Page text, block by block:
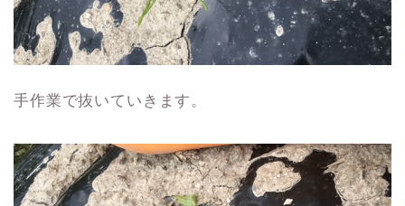
手作業で抜いていきます。